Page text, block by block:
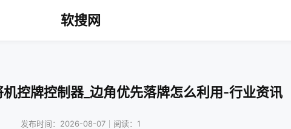
软搜网
控牌控制器_边角优先落牌怎么利用-行业资讯
发布时间：2026-08-07｜阅读：1